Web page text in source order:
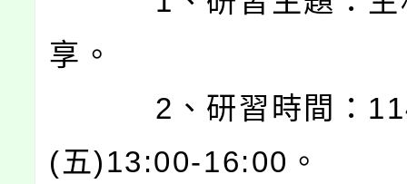
享。
2、研習時間：
(五)13:00-16:00。